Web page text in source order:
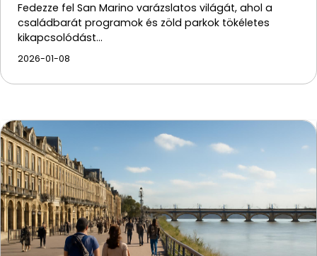
Fedezze fel San Marino varázslatos világát, ahol a
családbarát programok és zöld parkok tökéletes
kikapcsolódást…
2026-01-08